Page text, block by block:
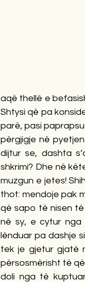
aqë thellë e
Shtysi që pa
parë, pasi
përgjigje në
dijtur se, dashta
shkrimi? Dhe në
muzgun e jetes!
thot: mendoje pak
që sapo të nisen të
në sy, e cytur nga
lënduar pa dashje
tek je gjetur gjatë
përsosmërisht të
doli nga të